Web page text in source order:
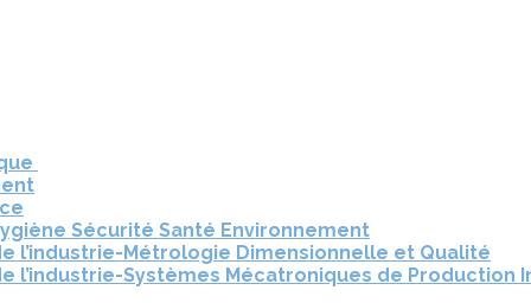
Sécurité Santé Environnement
l’industrie-Métrologie Dimensionnelle et Qualité
l’industrie-Systèmes Mécatroniques de Production